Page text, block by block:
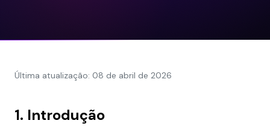
Última atualização: 08 de abril de 2026
1. Introdução